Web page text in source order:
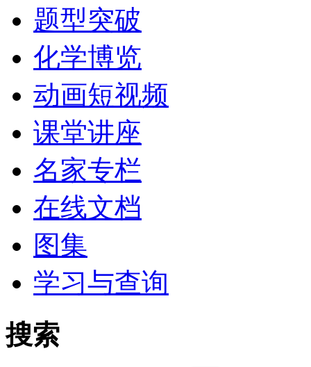
题型突破
化学博览
动画短视频
课堂讲座
名家专栏
在线文档
图集
学习与查询
搜索